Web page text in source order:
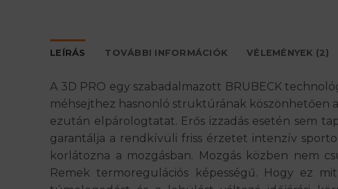
LEÍRÁS TOVÁBBI INFORMÁCIÓK VÉLEMÉNYEK (2)
A 3D PRO egy szabadalmazott BRUBECK
méhsejthez hasnonló struktúrának köszönhetően
ezután elpárologtatat. Erős izzadás esetén sem
garantálja a rendkívüli friss érzetet intenzív
korlátozna a mozgásban. Mozgás közben nem
Remek termoregulációs képességű. Hogy ez